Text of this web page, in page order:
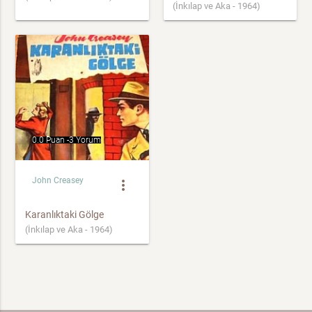
(İnkılap ve Aka - 1964)
0.0 Puan -3 Yorum
John Creasey more_vert
Karanlıktaki Gölge
(İnkılap ve Aka - 1964)